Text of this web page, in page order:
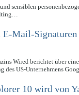
sensiblen
E-Mail-Signaturen
Wired berichtet über
US-Unternehmens
10 wird von